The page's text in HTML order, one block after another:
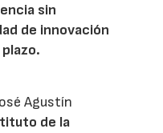
sin
de innovación
Agustín
de la